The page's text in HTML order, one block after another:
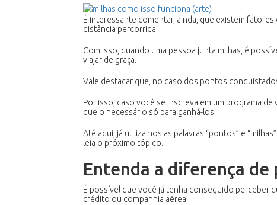
É interessante comentar, ainda, que existem
distância percorrida.
Com isso, quando uma pessoa junta milhas, é
viajar de graça.
Vale destacar que, no caso dos pontos
Por isso, caso você se inscreva em um programa
que o necessário só para ganhá-los.
Até aqui, já utilizamos as palavras “pontos” e
leia o próximo tópico.
Entenda a diferença de
É possível que você já tenha conseguido perceber
crédito ou companhia aérea.